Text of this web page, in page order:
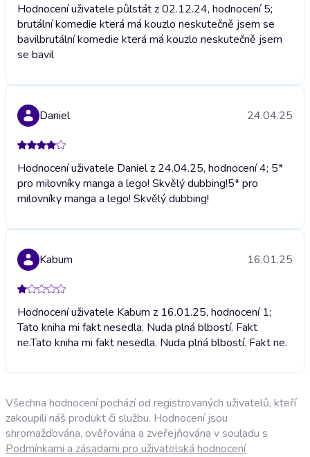
Hodnocení uživatele půlstát z 02.12.24, hodnocení 5;
brutální komedie která má kouzlo neskutečně jsem se
bavilbrutální komedie která má kouzlo neskutečně jsem
se bavil
Daniel 24.04.25
Hodnocení uživatele Daniel z 24.04.25, hodnocení 4; 5*
pro milovníky manga a lego! Skvělý dubbing!5* pro
milovníky manga a lego! Skvělý dubbing!
Kabum 16.01.25
Hodnocení uživatele Kabum z 16.01.25, hodnocení 1;
Tato kniha mi fakt nesedla. Nuda plná blbostí. Fakt
ne.Tato kniha mi fakt nesedla. Nuda plná blbostí. Fakt ne.
Všechna hodnocení pochází od registrovaných uživatelů, kteří
zakoupili náš produkt či službu. Hodnocení jsou
shromažďována, ověřována a zveřejňována v souladu s
Podmínkami a zásadami pro uživatelská hodnocení